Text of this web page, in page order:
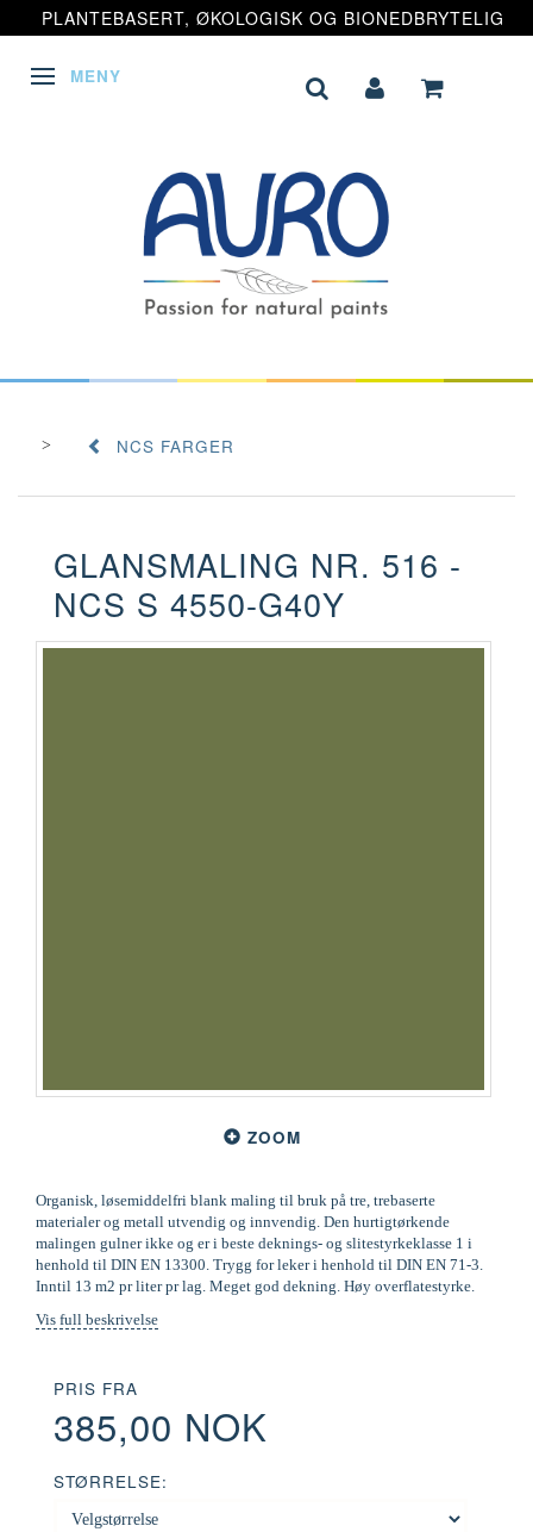
PLANTEBASERT, ØKOLOGISK OG BIONEDBRYTELIG
VEKSLE NAVIGASJON
MENY
NCS FARGER
GLANSMALING NR. 516 -
NCS S 4550-G40Y
ZOOM
Organisk, løsemiddelfri blank maling til bruk på tre, trebaserte
materialer og metall utvendig og innvendig. Den hurtigtørkende
malingen gulner ikke og er i beste deknings- og slitestyrkeklasse 1 i
henhold til DIN EN 13300. Trygg for leker i henhold til DIN EN 71-3.
Inntil 13 m2 pr liter pr lag. Meget god dekning. Høy overflatestyrke.
Vis full beskrivelse
PRIS FRA
385,00 NOK
STØRRELSE: